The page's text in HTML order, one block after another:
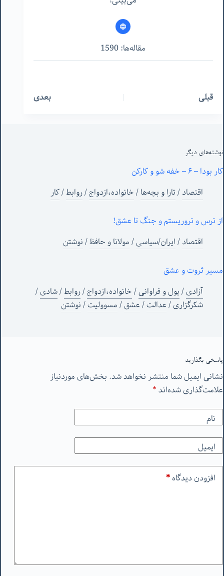
مقاله‌ها: 1590
قبلی بعدی
نوشته‌های‌ دیگر
کار بودا – ۶ – خفه شو و کارکن
اقتصاد/تارا و بچه‌ها/خانواده،ازدواج/روابط/کار
از ترس و تروریستم و جنگ تا عشق!
اقتصاد/ایران/سیاسی/مولانا و حافظ/نوشتن
مسیر ثروت و عشق
آزادی/پول و فراوانی/خانواده،ازدواج/روابط/شادی/
شکرگزاری/عدالت/عشق/مسوولیت/نوشتن
پاسخی بگذارید
نشانی ایمیل شما منتشر نخواهد شد. بخش‌های موردنیاز
علامت‌گذاری شده‌اند*
نام
ایمیل
افزودن دیدگاه*